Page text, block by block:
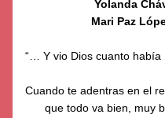
Yolanda
Mari Paz
“… Y vio Dios cuanto había
Cuando te adentras en el
que todo va bien, muy